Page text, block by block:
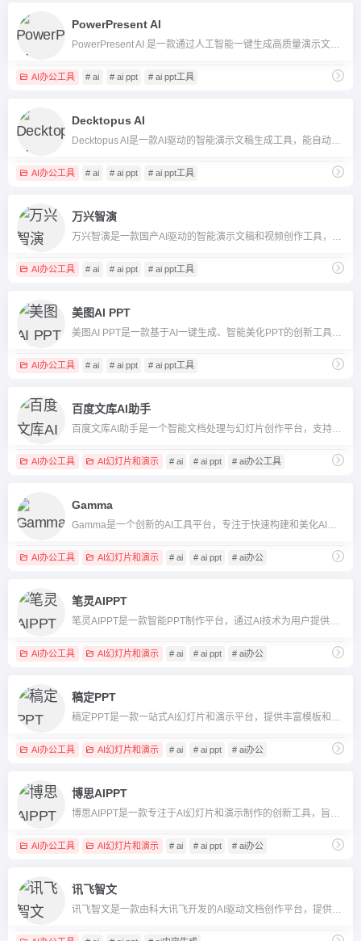
PowerPresent AI
AI办公工具 # ai # ai ppt # ai ppt工具
Decktopus AI
AI办公工具 # ai # ai ppt # ai ppt工具
万兴智演
AI办公工具 # ai # ai ppt # ai ppt工具
美图AI PPT
AI办公工具 # ai # ai ppt # ai ppt工具
百度文库AI助手
AI办公工具 AI幻灯片和演示 # ai # ai ppt # ai办公工具
Gamma
AI办公工具 AI幻灯片和演示 # ai # ai ppt # ai办公
笔灵AIPPT
AI办公工具 AI幻灯片和演示 # ai # ai ppt # ai办公
稿定PPT
AI办公工具 AI幻灯片和演示 # ai # ai ppt # ai办公
博思AIPPT
AI办公工具 AI幻灯片和演示 # ai # ai ppt # ai办公
讯飞智文